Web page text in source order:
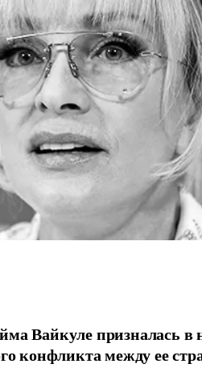
Вайкуле призналась в
конфликта между ее